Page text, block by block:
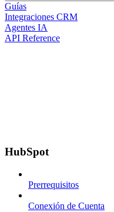
Guías
Integraciones CRM
Agentes IA
API Reference
HubSpot
Prerrequisitos
Conexión de Cuenta